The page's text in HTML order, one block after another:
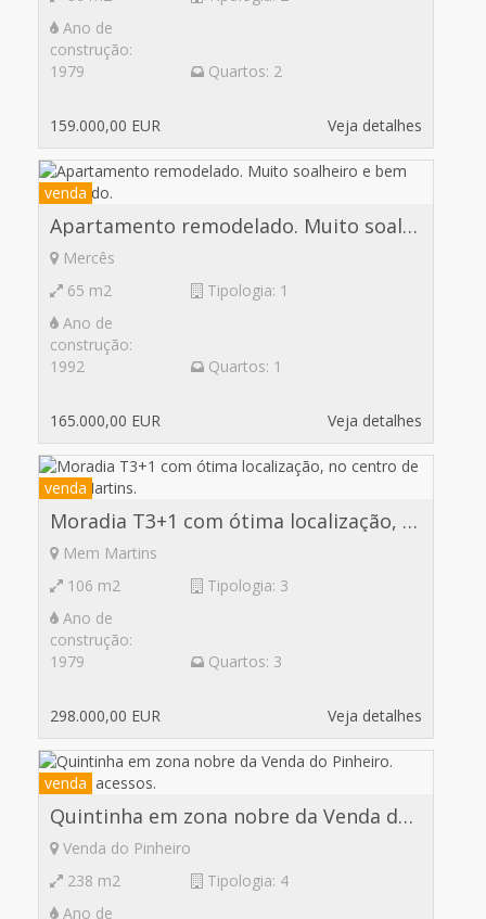
Ano de
construção:
1979
Quartos: 2
159.000,00 EUR Veja detalhes
venda
Apartamento remodelado. Muito soalheiro e bem localizado.
Mercês
65 m2
Tipologia: 1
Ano de
construção:
1992
Quartos: 1
165.000,00 EUR Veja detalhes
venda
Moradia T3+1 com ótima localização, no centro de Mem Martins.
Mem Martins
106 m2
Tipologia: 3
Ano de
construção:
1979
Quartos: 3
298.000,00 EUR Veja detalhes
venda
Quintinha em zona nobre da Venda do Pinheiro. Ótimos acessos.
Venda do Pinheiro
238 m2
Tipologia: 4
Ano de